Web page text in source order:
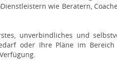
wie Beratern,
unverbindliches und
oder Ihre Pläne im